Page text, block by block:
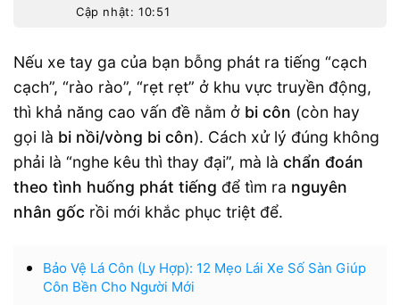
Cập nhật: 10:51
Nếu xe tay ga của bạn bỗng phát ra tiếng “cạch
cạch”, “rào rào”, “rẹt rẹt” ở khu vực truyền động,
thì khả năng cao vấn đề nằm ở bi côn (còn hay
gọi là bi nồi/vòng bi côn). Cách xử lý đúng không
phải là “nghe kêu thì thay đại”, mà là chẩn đoán
theo tình huống phát tiếng để tìm ra nguyên
nhân gốc rồi mới khắc phục triệt để.
Bảo Vệ Lá Côn (Ly Hợp): 12 Mẹo Lái Xe Số Sàn Giúp
Côn Bền Cho Người Mới